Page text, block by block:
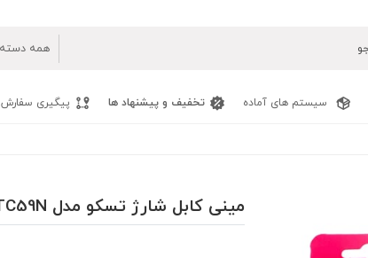
سیستم های آماده تخفیف و پیشنهاد ها پیگیری سفارش
مینی کابل شارژ تسکو مدل TSCO TC59N